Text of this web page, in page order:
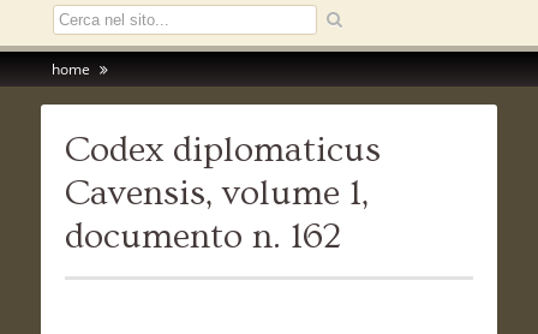
home
Codex diplomaticus
Cavensis, volume 1,
documento n. 162